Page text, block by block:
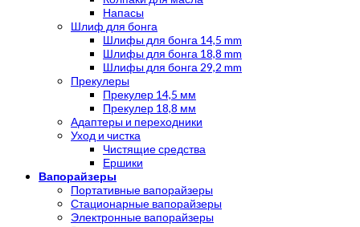
Напасы
Шлиф для бонга
Шлифы для бонга 14,5 mm
Шлифы для бонга 18,8 mm
Шлифы для бонга 29,2 mm
Прекулеры
Прекулер 14,5 мм
Прекулер 18,8 мм
Адаптеры и переходники
Уход и чистка
Чистящие средства
Ершики
Вапорайзеры
Портативные вапорайзеры
Стационарные вапорайзеры
Электронные вапорайзеры